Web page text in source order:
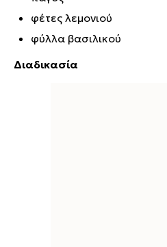
φέτες λεμονιού
φύλλα βασιλικού
Διαδικασία